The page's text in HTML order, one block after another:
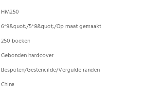
HM250
6*9&quot;/5*8&quot;/Op maat gemaakt
250 boeken
Gebonden hardcover
Bespoten/Gestencilde/Vergulde randen
China